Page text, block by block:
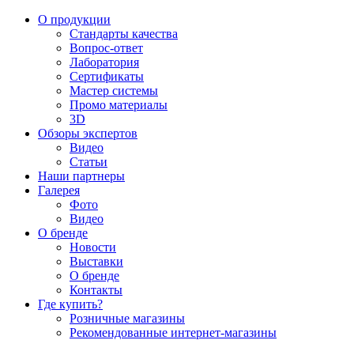
О продукции
Стандарты качества
Вопрос-ответ
Лаборатория
Сертификаты
Мастер системы
Промо материалы
3D
Обзоры экспертов
Видео
Статьи
Наши партнеры
Галерея
Фото
Видео
О бренде
Новости
Выставки
О бренде
Контакты
Где купить?
Розничные магазины
Рекомендованные интернет-магазины